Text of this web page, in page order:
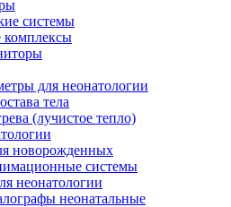
системы
комплексы
для неонатологии
тела
(лучистое тепло)
новорожденных
системы
неонатологии
неонатальные